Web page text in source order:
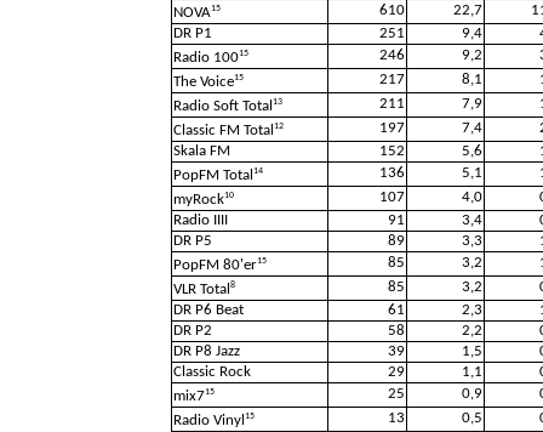
NOVA15 610 22,7
DR P1
251 9,4
Radio 10015 246 9,2
The Voice15 217 8,1
Radio Soft Total 13 211 7,9
Classic FM Total 12 197 7,4
Skala FM
152 5,6
PopFM Total 14 136 5,1
myRock10 107 4,0
Radio IIII
91 3,4
DR P5
89 3,3
PopFM 80'er15 85 3,2
VLR Total 8 85 3,2
DR P6 Beat
61 2,3
DR P2
58 2,2
DR P8 Jazz
39 1,5
Classic Rock
29 1,1
mix715 25 0,9
Radio Vinyl 15 13 0,5